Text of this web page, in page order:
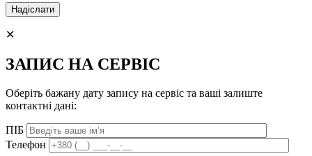
✕
ЗАПИС НА СЕРВІС
Оберіть бажану дату запису на сервіс та ваші залиште
контактні дані:
ПІБ
Телефон